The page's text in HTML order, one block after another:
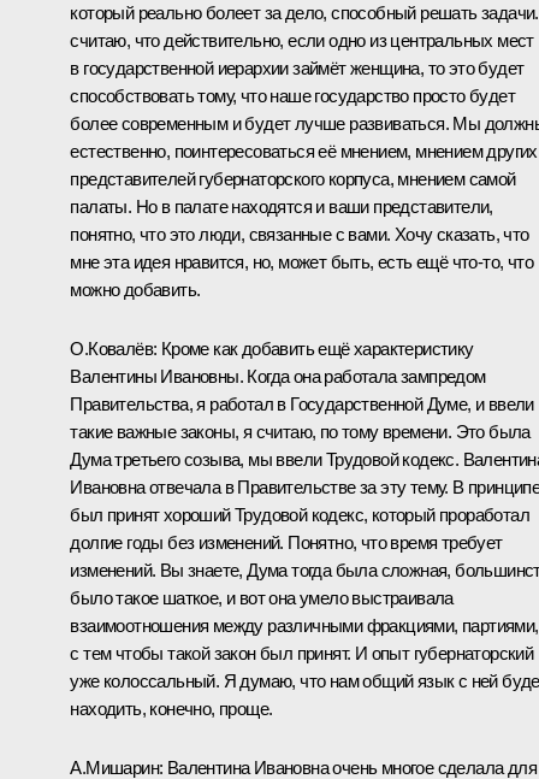
который реально болеет за дело, способный решать
считаю, что действительно, если одно из центральных мест
в государственной иерархии займёт женщина, то это будет
способствовать тому, что наше государство просто будет
более современным и будет лучше развиваться. Мы
естественно, поинтересоваться её мнением, мнением других
представителей губернаторского корпуса, мнением самой
палаты. Но в палате находятся и ваши представители,
понятно, что это люди, связанные с вами. Хочу сказать, что
мне эта идея нравится, но, может быть, есть ещё что‑то, что
можно добавить.
О.Ковалёв: Кроме как добавить ещё характеристику
Валентины Ивановны. Когда она работала зампредом
Правительства, я работал в Государственной Думе, и ввели
такие важные законы, я считаю, по тому времени. Это была
Дума третьего созыва, мы ввели Трудовой кодекс.
Ивановна отвечала в Правительстве за эту тему. В
был принят хороший Трудовой кодекс, который проработал
долгие годы без изменений. Понятно, что время требует
изменений. Вы знаете, Дума тогда была сложная,
было такое шаткое, и вот она умело выстраивала
взаимоотношения между различными фракциями, партиями,
с тем чтобы такой закон был принят. И опыт губернаторский
уже колоссальный. Я думаю, что нам общий язык с ней
находить, конечно, проще.
А.Мишарин: Валентина Ивановна очень многое сделала для